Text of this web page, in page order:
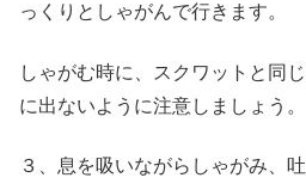
っくりとしゃがんで行きます。
しゃがむ時に、スクワットと同
に出ないように注意しましょう。
３、息を吸いながらしゃがみ、